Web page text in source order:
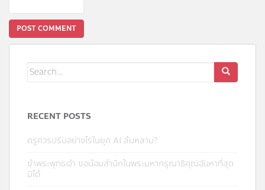
Search
for:
RECENT POSTS
ครูควรปรับอย่างไรในยุค AI ล้นหลาม?
ข้าพระพุทธเจ้า ขอน้อมสำนึกในพระมหากรุณาธิคุณอันหาที่สุด
มิได้